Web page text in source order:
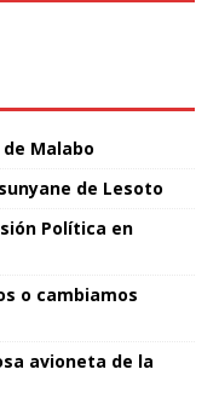
Malabo
de Lesoto
Política en
o cambiamos
avioneta de la